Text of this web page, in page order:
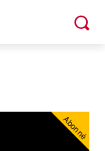
Abonné